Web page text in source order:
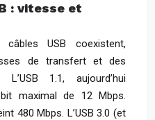
: vitesse et
USB coexistent,
de transfert et des
1.1, aujourd’hui
maximal de 12 Mbps.
480 Mbps. L’USB 3.0 (et